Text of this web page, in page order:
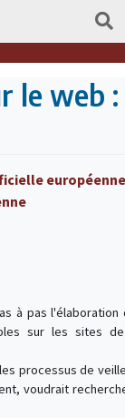
le web :
européenne
à pas l'élaboration
sur les sites
processus de
voudrait